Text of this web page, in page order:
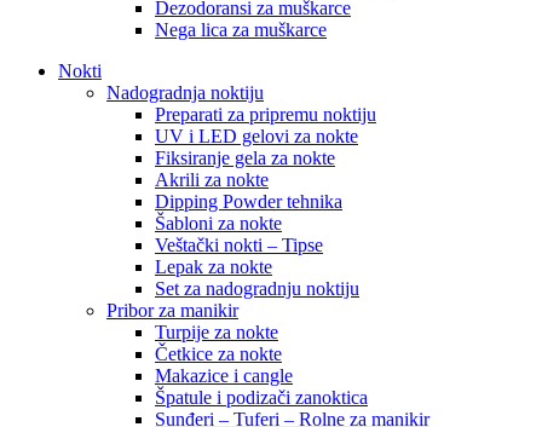
Dezodoransi za muškarce
Nega lica za muškarce
Nokti
Nadogradnja noktiju
Preparati za pripremu noktiju
UV i LED gelovi za nokte
Fiksiranje gela za nokte
Akrili za nokte
Dipping Powder tehnika
Šabloni za nokte
Veštački nokti – Tipse
Lepak za nokte
Set za nadogradnju noktiju
Pribor za manikir
Turpije za nokte
Četkice za nokte
Makazice i cangle
Špatule i podizači zanoktica
Sunđeri – Tuferi – Rolne za manikir